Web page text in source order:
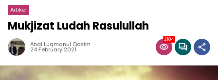
Artikel
Mukjizat Ludah Rasulullah
Andi Luqmanul Qosim
24 February 2021
2184